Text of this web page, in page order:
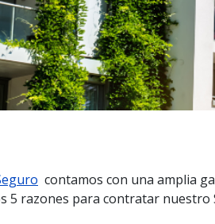
contamos con una amplia
5 razones para contratar nuestro